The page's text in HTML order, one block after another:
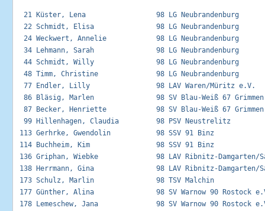
21 Küster, Lena                 98 LG
22 Schmidt, Elisa               98 LG
24 Weckwert, Annelie            98 LG
34 Lehmann, Sarah               98 LG
44 Schmidt, Willy               98 LG
48 Timm, Christine              98 LG
77 Endler, Lilly                98 LAV Waren/
86 Bläsig, Marlen               98 SV Blau-Weiß 67
87 Becker, Henriette            98 SV Blau-Weiß 67
99 Hillenhagen, Claudia         98 PSV
113 Gerhrke, Gwendolin           98 SSV
114 Buchheim, Kim                98 SSV
136 Griphan, Wiebke              98 LAV Ribnitz-
138 Herrmann, Gina               98 LAV Ribnitz-
173 Schulz, Marlin               98 TSV
177 Günther, Alina               98 SV Warnow 90
178 Lemeschew, Jana              98 SV Warnow 90